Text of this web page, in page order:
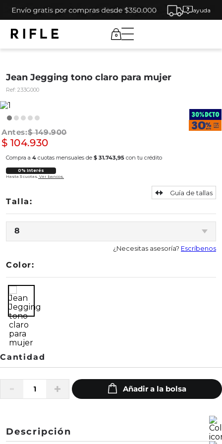
ayuda
0
Jean Jegging tono claro para mujer
Ref: 233G000
$ 149.900
$ 104.930
Compra a 4 cuotas mensuales de $ 31.743,95 con tu crédito
0% Interés
Hasta 3 cuotas. Ver bancos.
8
Guía de tallas
¿Necesitas asesoría? Escríbenos
Color:
Descripción